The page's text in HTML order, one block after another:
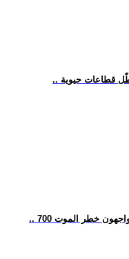
قطاعات حيوية
.. 700 فلسطيني من مرضى الفشل الكلوي في غزة يواجهون خطر الموت